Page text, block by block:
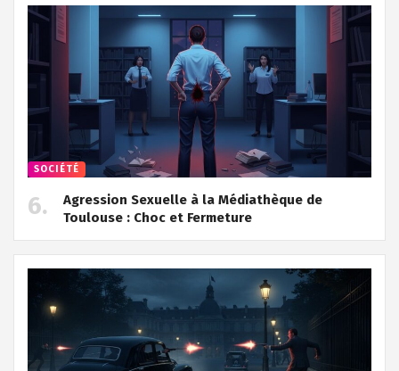
SOCIÉTÉ
Agression Sexuelle à la Médiathèque de
Toulouse : Choc et Fermeture